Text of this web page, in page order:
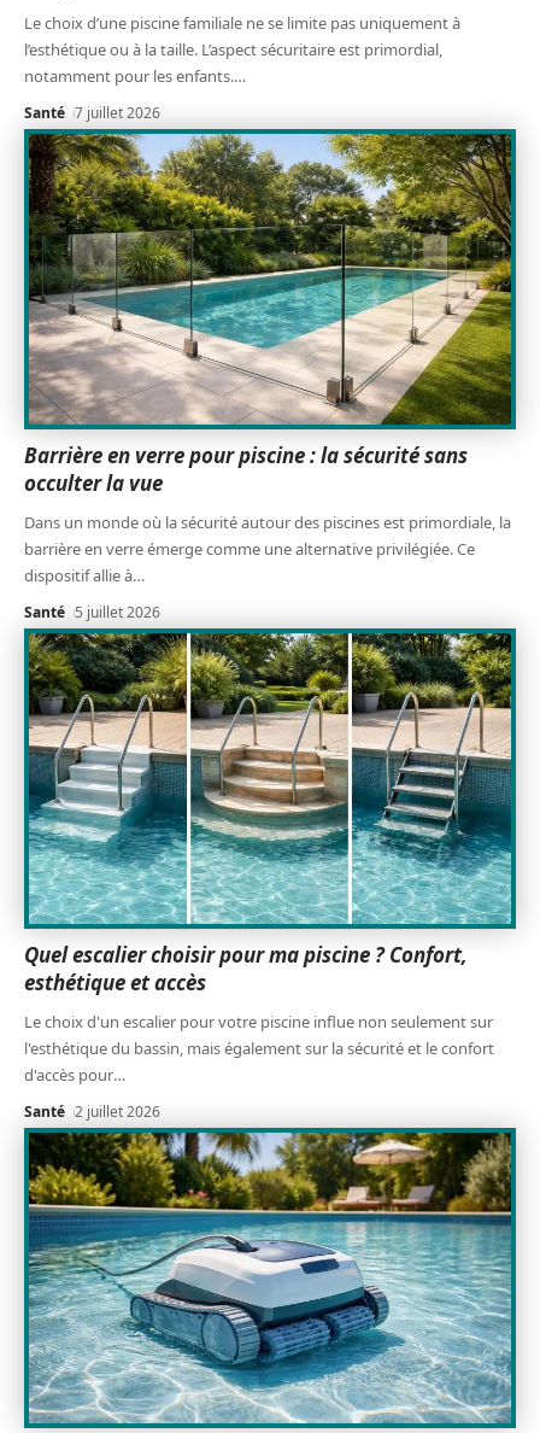
Le choix d’une piscine familiale ne se limite pas uniquement à
l’esthétique ou à la taille. L’aspect sécuritaire est primordial,
notamment pour les enfants.…
Santé 7 juillet 2026
Barrière en verre pour piscine : la sécurité sans
occulter la vue
Dans un monde où la sécurité autour des piscines est primordiale, la
barrière en verre émerge comme une alternative privilégiée. Ce
dispositif allie à…
Santé 5 juillet 2026
Quel escalier choisir pour ma piscine ? Confort,
esthétique et accès
Le choix d'un escalier pour votre piscine influe non seulement sur
l'esthétique du bassin, mais également sur la sécurité et le confort
d'accès pour…
Santé 2 juillet 2026